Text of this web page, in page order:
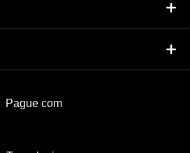
Pague com